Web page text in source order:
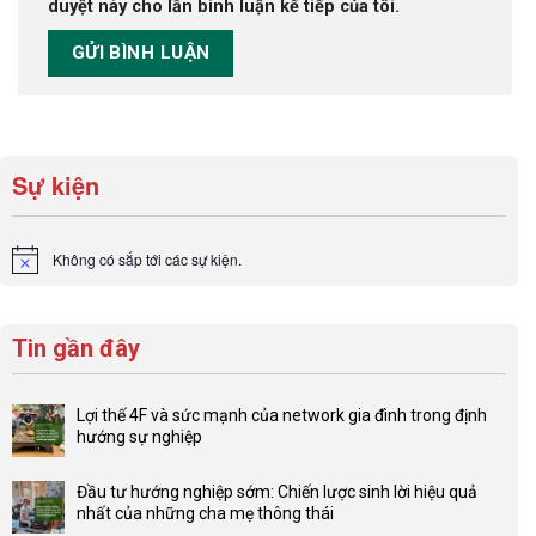
duyệt này cho lần bình luận kế tiếp của tôi.
Sự kiện
Notice Không có sắp tới các sự kiện.
Tin gần đây
Lợi thế 4F và sức mạnh của network gia đình trong định
hướng sự nghiệp
có
bình
luận
Đầu tư hướng nghiệp sớm: Chiến lược sinh lời hiệu quả
nhất của những cha mẹ thông thái